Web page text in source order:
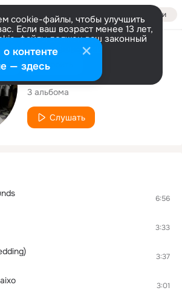
Войти
cookie-файлы, чтобы улучшить
Если ваш возраст менее 13 лет,
файлы должен ваш законный
Больше информации
Настроить
Исполнитель
ATNA
3 альбома
Слушать
6:56
3:33
3:37
3:01
контенте
— здесь